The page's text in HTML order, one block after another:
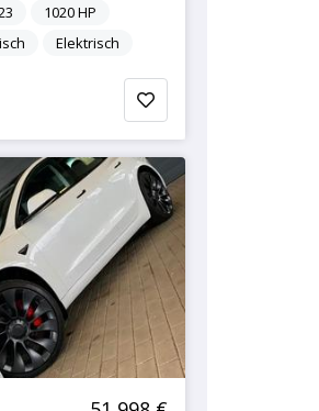
1020HP
Elektrisch